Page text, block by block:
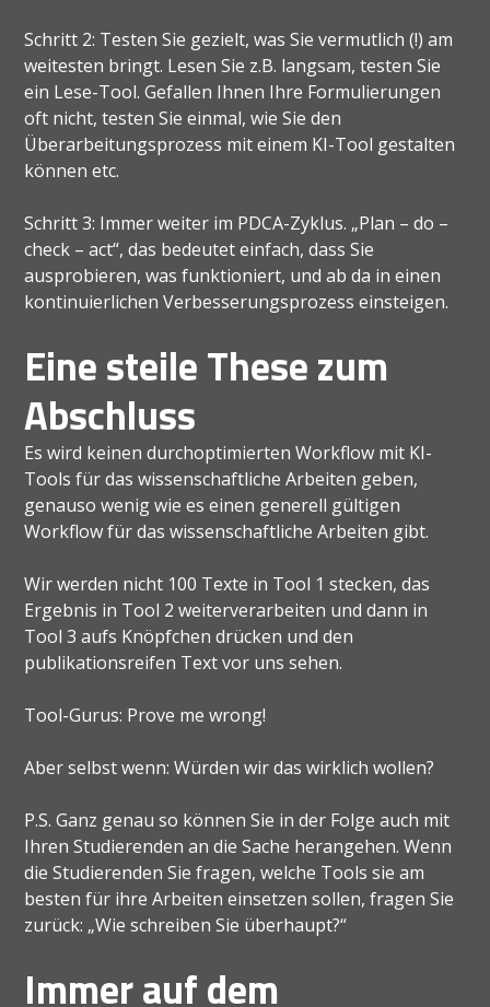
Schritt 2: Testen Sie gezielt, was Sie vermutlich (!) am
weitesten bringt. Lesen Sie z.B. langsam, testen Sie
ein Lese-Tool. Gefallen Ihnen Ihre Formulierungen
oft nicht, testen Sie einmal, wie Sie den
Überarbeitungsprozess mit einem KI-Tool gestalten
können etc.
Schritt 3: Immer weiter im PDCA-Zyklus. „Plan – do –
check – act“, das bedeutet einfach, dass Sie
ausprobieren, was funktioniert, und ab da in einen
kontinuierlichen Verbesserungsprozess einsteigen.
Eine steile These zum
Abschluss
Es wird keinen durchoptimierten Workflow mit KI-
Tools für das wissenschaftliche Arbeiten geben,
genauso wenig wie es einen generell gültigen
Workflow für das wissenschaftliche Arbeiten gibt.
Wir werden nicht 100 Texte in Tool 1 stecken, das
Ergebnis in Tool 2 weiterverarbeiten und dann in
Tool 3 aufs Knöpfchen drücken und den
publikationsreifen Text vor uns sehen.
Tool-Gurus: Prove me wrong!
Aber selbst wenn: Würden wir das wirklich wollen?
P.S. Ganz genau so können Sie in der Folge auch mit
Ihren Studierenden an die Sache herangehen. Wenn
die Studierenden Sie fragen, welche Tools sie am
besten für ihre Arbeiten einsetzen sollen, fragen Sie
zurück: „Wie schreiben Sie überhaupt?“
Immer auf dem